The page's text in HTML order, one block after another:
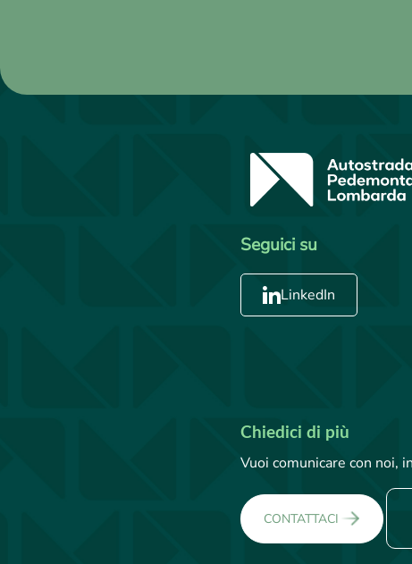
Seguici su
LinkedIn
Chiedici di più
Vuoi comunicare con noi,
CONTATTACI